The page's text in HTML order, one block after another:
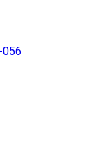
056